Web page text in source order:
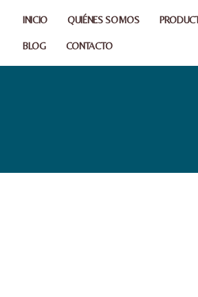
INICIO QUIÉNES SOMOS
BLOG CONTACTO